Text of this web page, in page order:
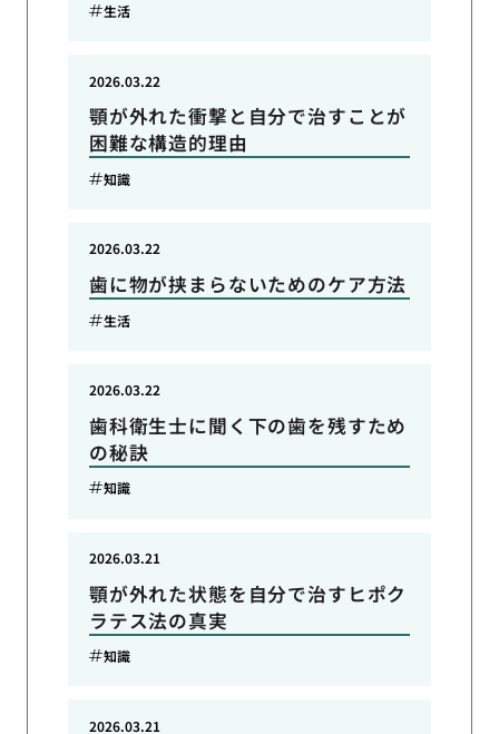
生活
顎が外れた衝撃と自分で治すことが
困難な構造的理由
2026.03.22
知識
歯に物が挟まらないためのケア方法
2026.03.22
生活
歯科衛生士に聞く下の歯を残すため
の秘訣
2026.03.22
知識
顎が外れた状態を自分で治すヒポク
ラテス法の真実
2026.03.21
知識
2026.03.21